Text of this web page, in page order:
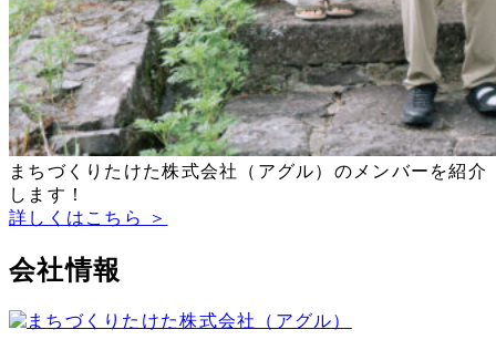
まちづくりたけた株式会社（アグル）のメンバーを紹介
します！
詳しくはこちら ＞
会社情報